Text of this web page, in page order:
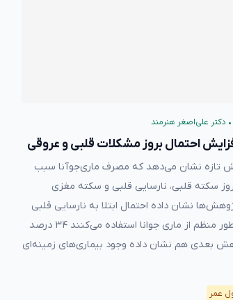
• دکتر علی‌اصغر هنرمند
احتمال بروز مشکلات قلبی و عروقی
تازه نشان می‌دهد که مصرف ماری‌جوآنا سبب
سکته قلبی، نارسایی قلبی و سکته مغزی
نشان داده‌ احتمال ابتلا به نارسایی قلبی
در افرادی که به طور منظم از ماری جوانا استفاده می‌کنند ۳۴ درصد
بعدی هم نشان داده وجود بیماری‌های زمینه‌ای
عمر